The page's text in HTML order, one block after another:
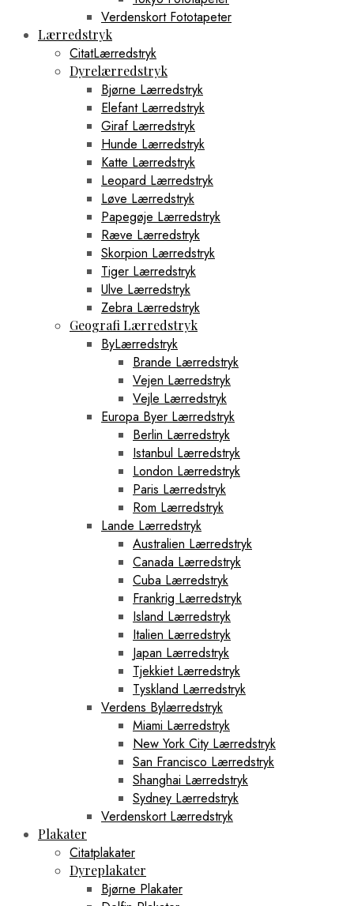
Verdenskort Fototapeter
Lærredstryk
CitatLærredstryk
Dyrelærredstryk
Bjørne Lærredstryk
Elefant Lærredstryk
Giraf Lærredstryk
Hunde Lærredstryk
Katte Lærredstryk
Leopard Lærredstryk
Løve Lærredstryk
Papegøje Lærredstryk
Ræve Lærredstryk
Skorpion Lærredstryk
Tiger Lærredstryk
Ulve Lærredstryk
Zebra Lærredstryk
Geografi Lærredstryk
ByLærredstryk
Brande Lærredstryk
Vejen Lærredstryk
Vejle Lærredstryk
Europa Byer Lærredstryk
Berlin Lærredstryk
Istanbul Lærredstryk
London Lærredstryk
Paris Lærredstryk
Rom Lærredstryk
Lande Lærredstryk
Australien Lærredstryk
Canada Lærredstryk
Cuba Lærredstryk
Frankrig Lærredstryk
Island Lærredstryk
Italien Lærredstryk
Japan Lærredstryk
Tjekkiet Lærredstryk
Tyskland Lærredstryk
Verdens Bylærredstryk
Miami Lærredstryk
New York City Lærredstryk
San Francisco Lærredstryk
Shanghai Lærredstryk
Sydney Lærredstryk
Verdenskort Lærredstryk
Plakater
Citatplakater
Dyreplakater
Bjørne Plakater